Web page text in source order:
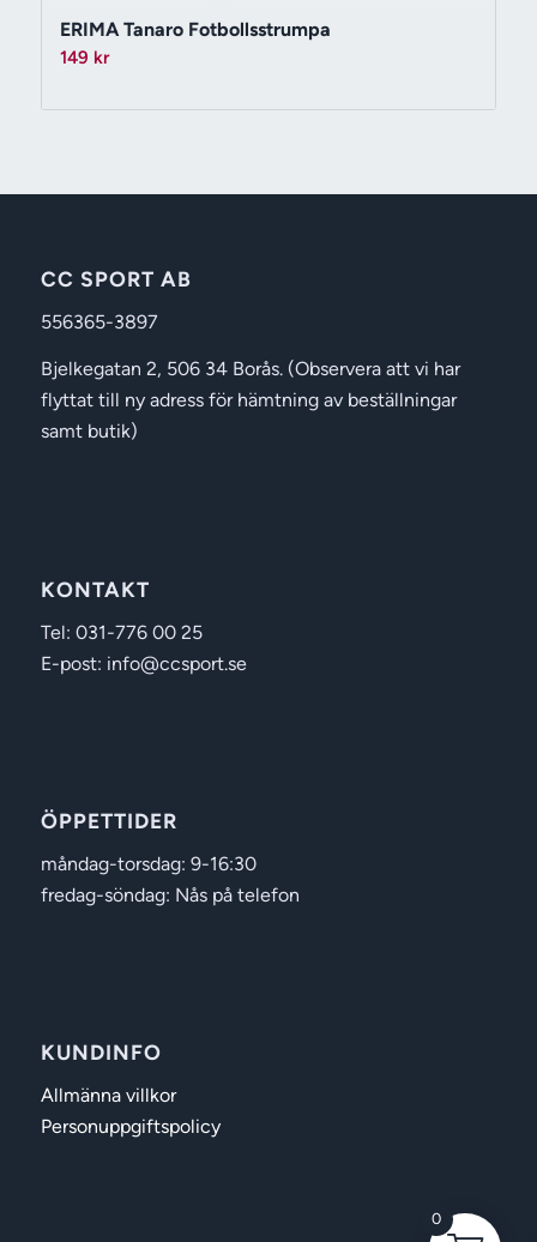
ERIMA Tanaro Fotbollsstrumpa
149 kr
CC SPORT AB
556365-3897
Bjelkegatan 2, 506 34 Borås. (Observera att vi har
flyttat till ny adress för hämtning av beställningar
samt butik)
KONTAKT
Tel: 031-776 00 25
E-post: info@ccsport.se
ÖPPETTIDER
måndag-torsdag: 9-16:30
fredag-söndag: Nås på telefon
KUNDINFO
Allmänna villkor
Personuppgiftspolicy
0